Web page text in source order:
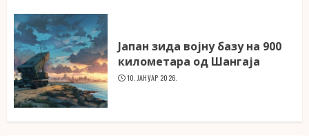
Јапан зида војну базу на 900
километара од Шангаја
10. ЈАНУАР 2026.